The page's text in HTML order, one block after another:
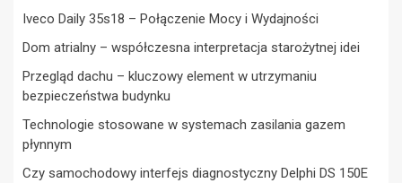
Iveco Daily 35s18 – Połączenie Mocy i Wydajności
Dom atrialny – współczesna interpretacja starożytnej idei
Przegląd dachu – kluczowy element w utrzymaniu
bezpieczeństwa budynku
Technologie stosowane w systemach zasilania gazem
płynnym
Czy samochodowy interfejs diagnostyczny Delphi DS 150E